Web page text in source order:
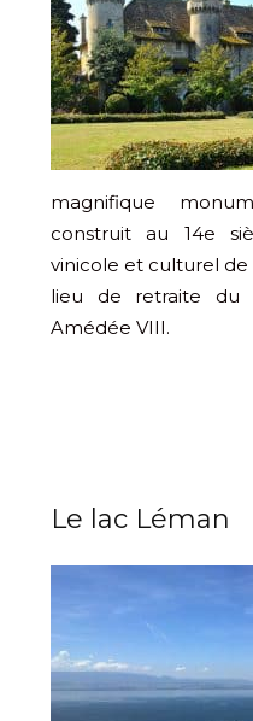
magnifique
construit au 14e
vinicole et culturel de
lieu de retraite du
Amédée VIII.
Le lac Léman